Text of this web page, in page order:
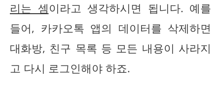
리는 셈이라고 생각하시면 됩니다. 예를
들어, 카카오톡 앱의 데이터를 삭제하면
대화방, 친구 목록 등 모든 내용이 사라지
고 다시 로그인해야 하죠.